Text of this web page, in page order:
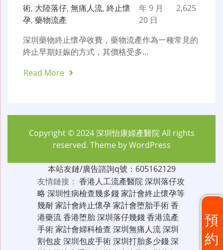
術, 大陸落仔, 無痛人流, 終止懷
孕, 藥物流產
年 9 月
20 日
2,625
深圳藥物終止懷孕收費，藥物流產作為一種常見的
終止早期妊娠的方式，其價格受多…
Read More
預
約
Copyright © 2024深圳怡康婦產醫院All rights
reserved. Theme byWordPress
本站友鏈/廣告諮詢q號：605162129
友情鏈接： 香港人工流產醫院深圳落仔攻
略 深圳性病檢查幾多錢家計會終止懷孕等
幾耐家計會終止懷孕家計會堕胎手術香
港藥流香港堕胎深圳落仔幾錢香港流產
手術家計會婦科檢查 深圳無痛人流深圳
割包皮 深圳包皮手術深圳打胎多少錢深